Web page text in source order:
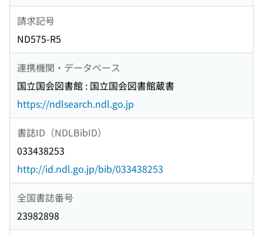
請求記号
ND575-R5
連携機関・データベース
国立国会図書館 : 国立国会図書館蔵書
https://ndlsearch.ndl.go.jp
書誌ID（NDLBibID）
033438253
http://id.ndl.go.jp/bib/033438253
全国書誌番号
23982898